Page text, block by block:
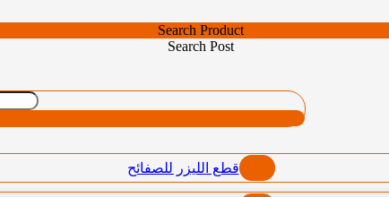
Search Product
Search Post
قطع الليزر للصفائح